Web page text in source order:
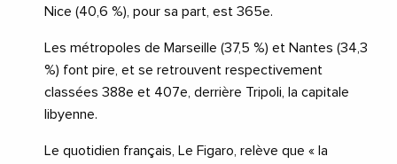
Nice (40,6 %), pour sa part, est 365e.
Les métropoles de Marseille (37,5 %) et Nantes (34,3
%) font pire, et se retrouvent respectivement
classées 388e et 407e, derrière Tripoli, la capitale
libyenne.
Le quotidien français, Le Figaro, relève que « la